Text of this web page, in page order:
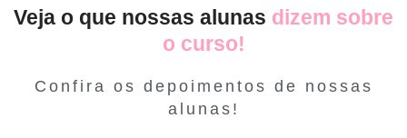
Veja o que nossas alunas dizem sobre
o curso!
Confira os depoimentos de nossas
alunas!